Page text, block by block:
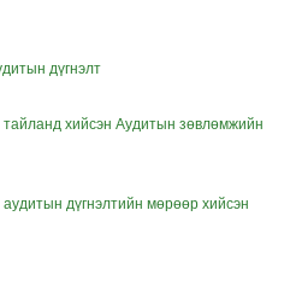
дүгнэлт
хийсэн Аудитын зөвлөмжийн
дүгнэлтийн мөрөөр хийсэн